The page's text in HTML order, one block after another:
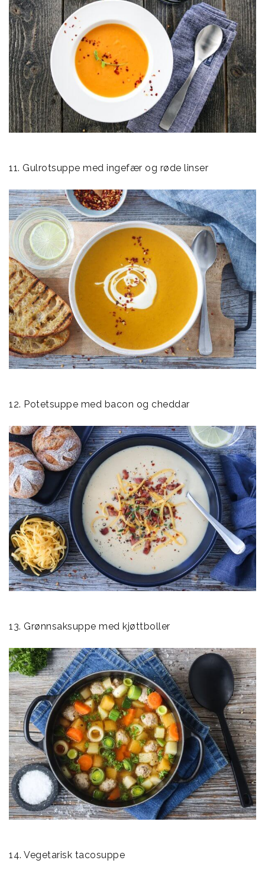
11. Gulrotsuppe med ingefær og røde linser
12. Potetsuppe med bacon og cheddar
13. Grønnsaksuppe med kjøttboller
14. Vegetarisk tacosuppe